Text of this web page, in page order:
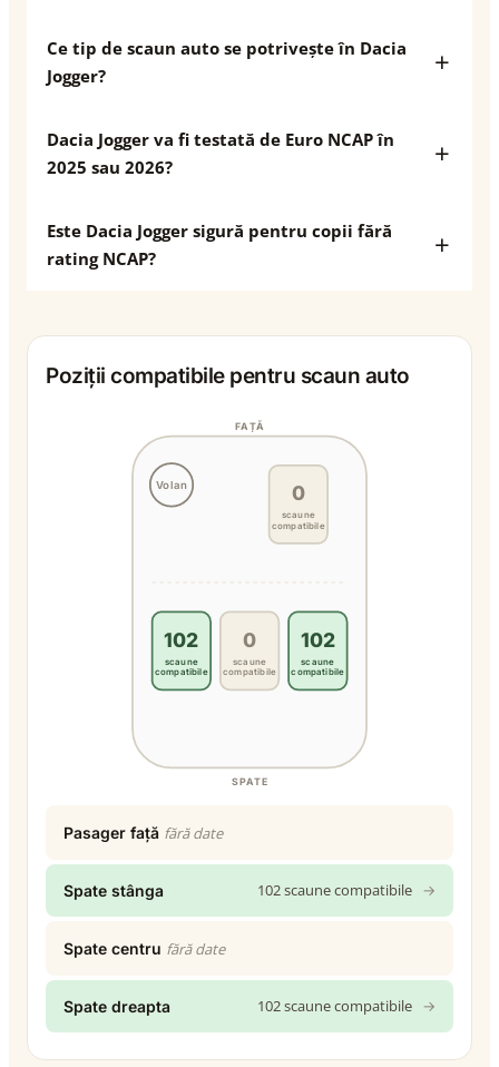
Ce tip de scaun auto se potrivește în Dacia
Jogger?
Dacia Jogger va fi testată de Euro NCAP în
2025 sau 2026?
Este Dacia Jogger sigură pentru copii fără
rating NCAP?
Poziții compatibile pentru scaun auto
Volan
FAȚĂ
SPATE
0
scaune
compatibile
102
scaune
compatibile
0
scaune
compatibile
102
scaune
compatibile
Pasager față fără date
Spate stânga 102 scaune compatibile →
Spate centru fără date
Spate dreapta 102 scaune compatibile →